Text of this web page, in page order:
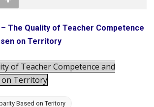
– The Quality of Teacher Competence
on Territory
of Teacher Competence and
on Territory
Based on Teritory